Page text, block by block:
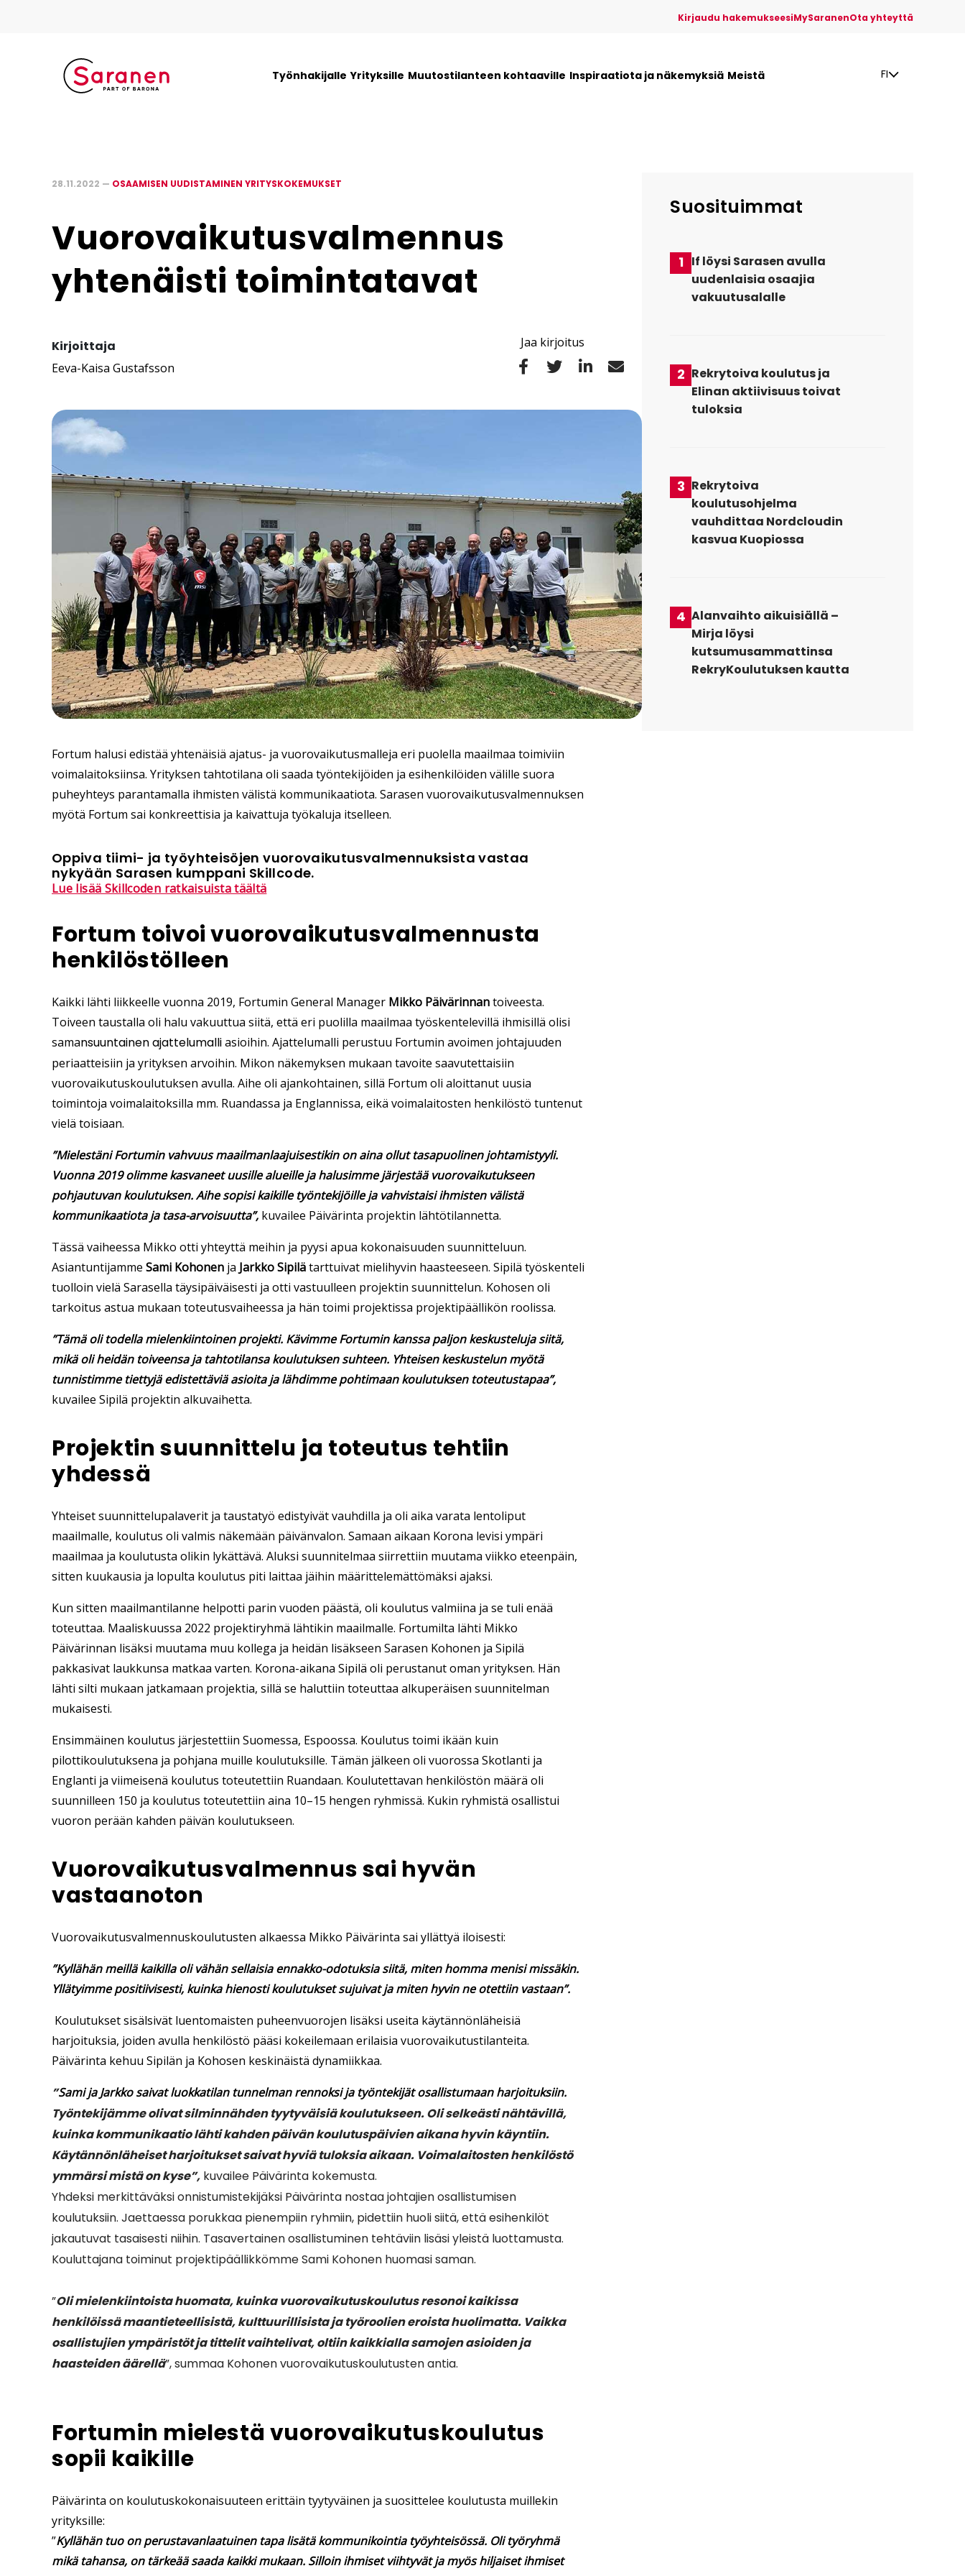
Kirjaudu hakemukseesiMySaranenOta yhteyttä
Työnhakijalle Yrityksille Muutostilanteen kohtaaville Inspiraatiota ja näkemyksiä Meistä FI
28.11.2022 — OSAAMISEN UUDISTAMINEN YRITYSKOKEMUKSET
Vuorovaikutusvalmennus
yhtenäisti toimintatavat
Kirjoittaja
Eeva-Kaisa Gustafsson
Jaa kirjoitus
Fortum halusi edistää yhtenäisiä ajatus- ja vuorovaikutusmalleja eri puolella maailmaa toimiviin
voimalaitoksiinsa. Yrityksen tahtotilana oli saada työntekijöiden ja esihenkilöiden välille suora
puheyhteys parantamalla ihmisten välistä kommunikaatiota. Sarasen vuorovaikutusvalmennuksen
myötä Fortum sai konkreettisia ja kaivattuja työkaluja itselleen.
Oppiva tiimi- ja työyhteisöjen vuorovaikutusvalmennuksista vastaa
nykyään Sarasen kumppani Skillcode.
Lue lisää Skillcoden ratkaisuista täältä
Fortum toivoi vuorovaikutusvalmennusta
henkilöstölleen
Kaikki lähti liikkeelle vuonna 2019, Fortumin General Manager Mikko Päivärinnantoiveesta.
Toiveen taustalla oli halu vakuuttua siitä, että eri puolilla maailmaa työskentelevillä ihmisillä olisi
samansuuntainen ajattelumalliasioihin. Ajattelumalli perustuu Fortumin avoimen johtajuuden
periaatteisiin ja yrityksen arvoihin. Mikon näkemyksen mukaan tavoite saavutettaisiin
vuorovaikutuskoulutuksen avulla. Aihe oli ajankohtainen, sillä Fortum oli aloittanut uusia
toimintoja voimalaitoksilla mm. Ruandassa ja Englannissa, eikä voimalaitosten henkilöstö tuntenut
vielä toisiaan.
”Mielestäni Fortumin vahvuus maailmanlaajuisestikin on aina ollut tasapuolinen johtamistyyli.
Vuonna 2019 olimme kasvaneet uusille alueille ja halusimme järjestää vuorovaikutukseen
pohjautuvan koulutuksen. Aihe sopisi kaikille työntekijöille ja vahvistaisi ihmisten välistä
kommunikaatiota ja tasa-arvoisuutta”, kuvailee Päivärinta projektin lähtötilannetta.
Tässä vaiheessa Mikko otti yhteyttä meihin ja pyysi apua kokonaisuuden suunnitteluun.
Asiantuntijamme Sami Kohonen ja Jarkko Sipilätarttuivat mielihyvin haasteeseen. Sipilä työskenteli
tuolloin vielä Sarasella täysipäiväisesti ja otti vastuulleen projektin suunnittelun. Kohosen oli
tarkoitus astua mukaan toteutusvaiheessa ja hän toimi projektissa projektipäällikön roolissa.
”Tämä oli todella mielenkiintoinen projekti. Kävimme Fortumin kanssa paljon keskusteluja siitä,
mikä oli heidän toiveensa ja tahtotilansa koulutuksen suhteen. Yhteisen keskustelun myötä
tunnistimme tiettyjä edistettäviä asioita ja lähdimme pohtimaan koulutuksen toteutustapaa”,
kuvailee Sipilä projektin alkuvaihetta.
Projektin suunnittelu ja toteutus tehtiin
yhdessä
Yhteiset suunnittelupalaverit ja taustatyö edistyivät vauhdilla ja oli aika varata lentoliput
maailmalle, koulutus oli valmis näkemään päivänvalon. Samaan aikaan Korona levisi ympäri
maailmaa ja koulutusta olikin lykättävä. Aluksi suunnitelmaa siirrettiin muutama viikko eteenpäin,
sitten kuukausia ja lopulta koulutus piti laittaa jäihin määrittelemättömäksi ajaksi.
Kun sitten maailmantilanne helpotti parin vuoden päästä, oli koulutus valmiina ja se tuli enää
toteuttaa. Maaliskuussa 2022 projektiryhmä lähtikin maailmalle. Fortumilta lähti Mikko
Päivärinnan lisäksi muutama muu kollega ja heidän lisäkseen Sarasen Kohonen ja Sipilä
pakkasivat laukkunsa matkaa varten. Korona-aikana Sipilä oli perustanut oman yrityksen. Hän
lähti silti mukaan jatkamaan projektia, sillä se haluttiin toteuttaa alkuperäisen suunnitelman
mukaisesti.
Ensimmäinen koulutus järjestettiin Suomessa, Espoossa. Koulutus toimi ikään kuin
pilottikoulutuksena ja pohjana muille koulutuksille. Tämän jälkeen oli vuorossa Skotlanti ja
Englanti ja viimeisenä koulutus toteutettiin Ruandaan. Koulutettavan henkilöstön määrä oli
suunnilleen 150 ja koulutus toteutettiin aina 10–15 hengen ryhmissä. Kukin ryhmistä osallistui
vuoron perään kahden päivän koulutukseen.
Vuorovaikutusvalmennus sai hyvän
vastaanoton
Vuorovaikutusvalmennuskoulutusten alkaessa Mikko Päivärinta sai yllättyä iloisesti:
”Kyllähän meillä kaikilla oli vähän sellaisia ennakko-odotuksia siitä, miten homma menisi missäkin.
Yllätyimme positiivisesti, kuinka hienosti koulutukset sujuivat ja miten hyvin ne otettiin vastaan”.
Koulutukset sisälsivät luentomaisten puheenvuorojen lisäksi useita käytännönläheisiä
harjoituksia, joiden avulla henkilöstö pääsi kokeilemaan erilaisia vuorovaikutustilanteita.
Päivärinta kehuu Sipilän ja Kohosen keskinäistä dynamiikkaa.
”Sami ja Jarkko saivat luokkatilan tunnelman rennoksi ja työntekijät osallistumaan harjoituksiin.
Työntekijämme olivat silminnähden tyytyväisiä koulutukseen. Oli selkeästi nähtävillä,
kuinka kommunikaatio lähti kahden päivän koulutuspäivien aikana hyvin käyntiin.
Käytännönläheiset harjoitukset saivat hyviä tuloksia aikaan. Voimalaitosten henkilöstö
ymmärsi mistä on kyse”, kuvailee Päivärinta kokemusta.
Yhdeksi merkittäväksi onnistumistekijäksi Päivärinta nostaa johtajien osallistumisen
koulutuksiin. Jaettaessa porukkaa pienempiin ryhmiin, pidettiin huoli siitä, että esihenkilöt
jakautuvat tasaisesti niihin. Tasavertainen osallistuminen tehtäviin lisäsi yleistä luottamusta.
Kouluttajana toiminut projektipäällikkömme Sami Kohonen huomasi saman.
”Oli mielenkiintoista huomata, kuinka vuorovaikutuskoulutus resonoi kaikissa
henkilöissä maantieteellisistä, kulttuurillisista ja työroolien eroista huolimatta. Vaikka
osallistujien ympäristöt ja tittelit vaihtelivat, oltiin kaikkialla samojen asioiden ja
haasteiden äärellä”, summaa Kohonen vuorovaikutuskoulutusten antia.
Fortumin mielestä vuorovaikutuskoulutus
sopii kaikille
Päivärinta on koulutuskokonaisuuteen erittäin tyytyväinen ja suosittelee koulutusta muillekin
yrityksille:
”Kyllähän tuo on perustavanlaatuinen tapa lisätä kommunikointia työyhteisössä. Oli työryhmä
mikä tahansa, on tärkeää saada kaikki mukaan. Silloin ihmiset viihtyvät ja myös hiljaiset ihmiset
Suosituimmat
1 If löysi Sarasen avulla
uudenlaisia osaajia
vakuutusalalle
2 Rekrytoiva koulutus ja
Elinan aktiivisuus toivat
tuloksia
3 Rekrytoiva
koulutusohjelma
vauhdittaa Nordcloudin
kasvua Kuopiossa
4 Alanvaihto aikuisiällä –
Mirja löysi
kutsumusammattinsa
RekryKoulutuksen kautta